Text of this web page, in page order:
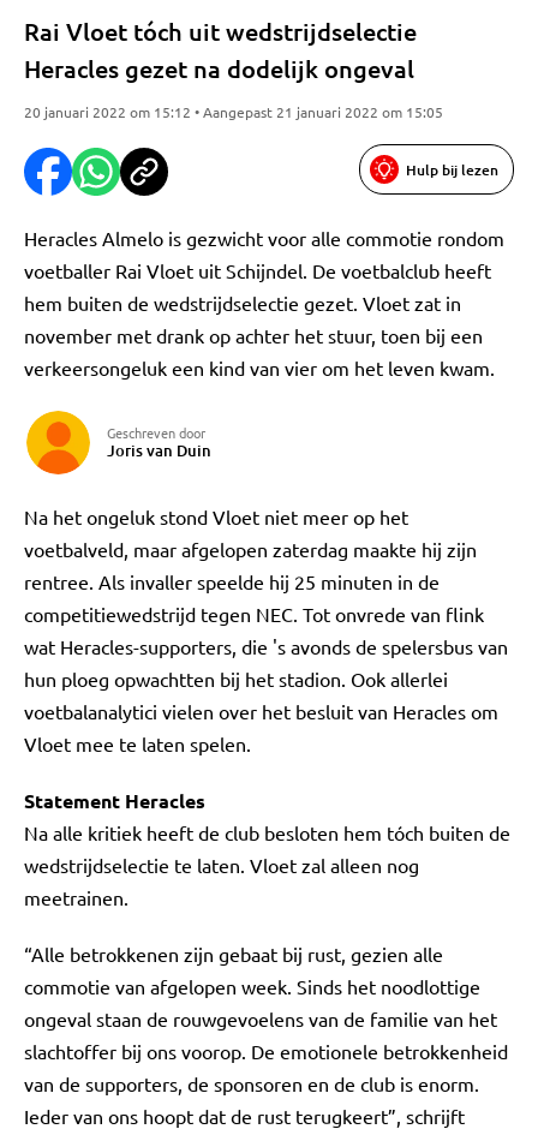
Rai Vloet tóch uit wedstrijdselectie
Heracles gezet na dodelijk ongeval
20 januari 2022 om 15:12 • Aangepast 21 januari 2022 om 15:05
Hulp bij lezen
Heracles Almelo is gezwicht voor alle commotie rondom
voetballer Rai Vloet uit Schijndel. De voetbalclub heeft
hem buiten de wedstrijdselectie gezet. Vloet zat in
november met drank op achter het stuur, toen bij een
verkeersongeluk een kind van vier om het leven kwam.
Geschreven door
Joris van Duin
Na het ongeluk stond Vloet niet meer op het
voetbalveld, maar afgelopen zaterdag maakte hij zijn
rentree. Als invaller speelde hij 25 minuten in de
competitiewedstrijd tegen NEC. Tot onvrede van flink
wat Heracles-supporters, die 's avonds de spelersbus van
hun ploeg opwachtten bij het stadion. Ook allerlei
voetbalanalytici vielen over het besluit van Heracles om
Vloet mee te laten spelen.
Statement Heracles
Na alle kritiek heeft de club besloten hem tóch buiten de
wedstrijdselectie te laten. Vloet zal alleen nog
meetrainen.
“Alle betrokkenen zijn gebaat bij rust, gezien alle
commotie van afgelopen week. Sinds het noodlottige
ongeval staan de rouwgevoelens van de familie van het
slachtoffer bij ons voorop. De emotionele betrokkenheid
van de supporters, de sponsoren en de club is enorm.
Ieder van ons hoopt dat de rust terugkeert”, schrijft